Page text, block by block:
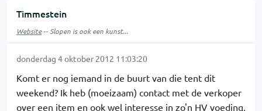
Timmestein
Website-- Slopen is ook een kunst...
donderdag 4 oktober 2012 11:03:20
Komt er nog iemand in de buurt van die tent dit
weekend? Ik heb (moeizaam) contact met de verkoper
over een item en ook wel interesse in zo'n HV voeding.